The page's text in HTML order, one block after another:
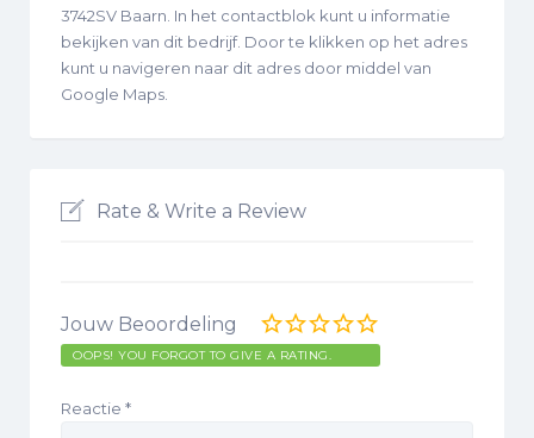
3742SV Baarn. In het contactblok kunt u informatie
bekijken van dit bedrijf. Door te klikken op het adres
kunt u navigeren naar dit adres door middel van
Google Maps.
Rate & Write a Review
Jouw Beoordeling
OOPS! YOU FORGOT TO GIVE A RATING.
Reactie *